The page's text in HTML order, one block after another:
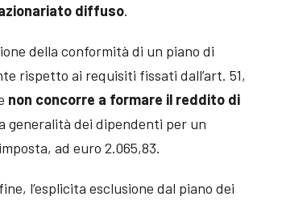
diffuso.
della conformità di un piano di
rispetto ai requisiti fissati dall’art. 51,
non concorre a formare il reddito di
generalità dei dipendenti per un
ad euro 2.065,83.
l’esplicita esclusione dal piano dei